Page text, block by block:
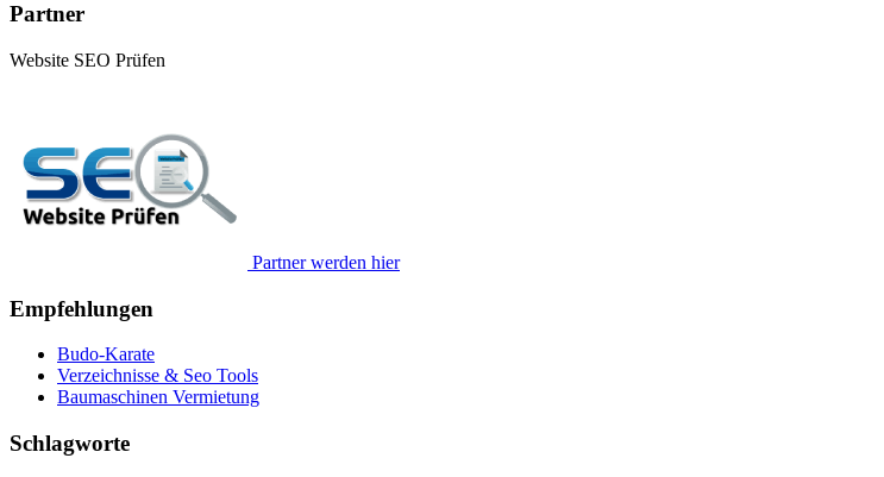
Partner
Website SEO Prüfen
Partner werden hier
Empfehlungen
Budo-Karate
Verzeichnisse & Seo Tools
Baumaschinen Vermietung
Schlagworte